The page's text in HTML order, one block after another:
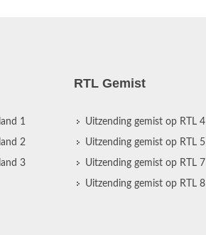
1
2
3
RTL Gemist
Uitzending gemist op RTL 4
Uitzending gemist op RTL 5
Uitzending gemist op RTL 7
Uitzending gemist op RTL 8